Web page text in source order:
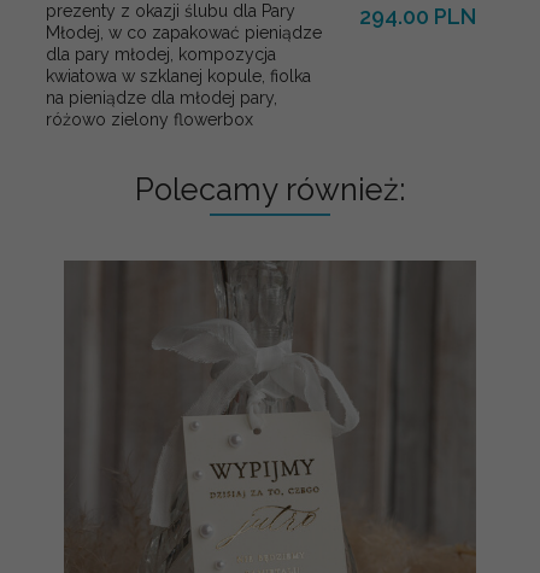
prezenty z okazji ślubu dla Pary
Młodej, w co zapakować pieniądze
dla pary młodej, kompozycja
kwiatowa w szklanej kopule, fiolka
na pieniądze dla młodej pary,
różowo zielony flowerbox
294.00 PLN
Polecamy również: